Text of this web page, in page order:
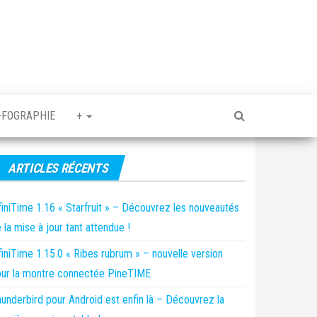
+
ARTICLES RÉCENTS
1.16 « Starfruit » – Découvrez les nouveautés
la mise à jour tant attendue !
1.15.0 « Ribes rubrum » – nouvelle version
la montre connectée PineTIME
pour Android est enfin là – Découvrez la